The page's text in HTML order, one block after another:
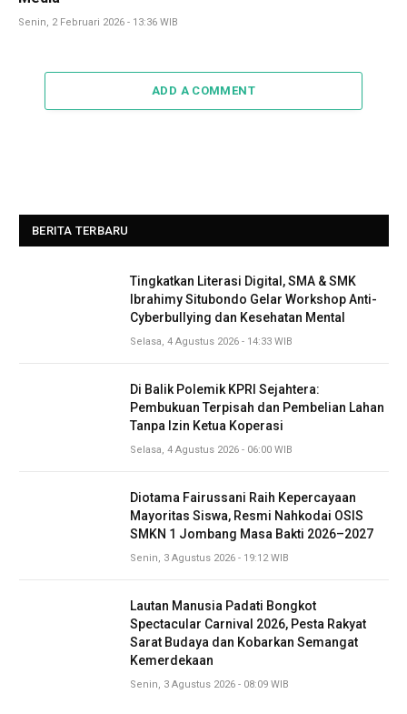
Senin, 2 Februari 2026 - 13:36 WIB
ADD A COMMENT
BERITA TERBARU
Tingkatkan Literasi Digital, SMA & SMK
Ibrahimy Situbondo Gelar Workshop Anti-
Cyberbullying dan Kesehatan Mental
Selasa, 4 Agustus 2026 - 14:33 WIB
Di Balik Polemik KPRI Sejahtera:
Pembukuan Terpisah dan Pembelian Lahan
Tanpa Izin Ketua Koperasi
Selasa, 4 Agustus 2026 - 06:00 WIB
Diotama Fairussani Raih Kepercayaan
Mayoritas Siswa, Resmi Nahkodai OSIS
SMKN 1 Jombang Masa Bakti 2026–2027
Senin, 3 Agustus 2026 - 19:12 WIB
Lautan Manusia Padati Bongkot
Spectacular Carnival 2026, Pesta Rakyat
Sarat Budaya dan Kobarkan Semangat
Kemerdekaan
Senin, 3 Agustus 2026 - 08:09 WIB